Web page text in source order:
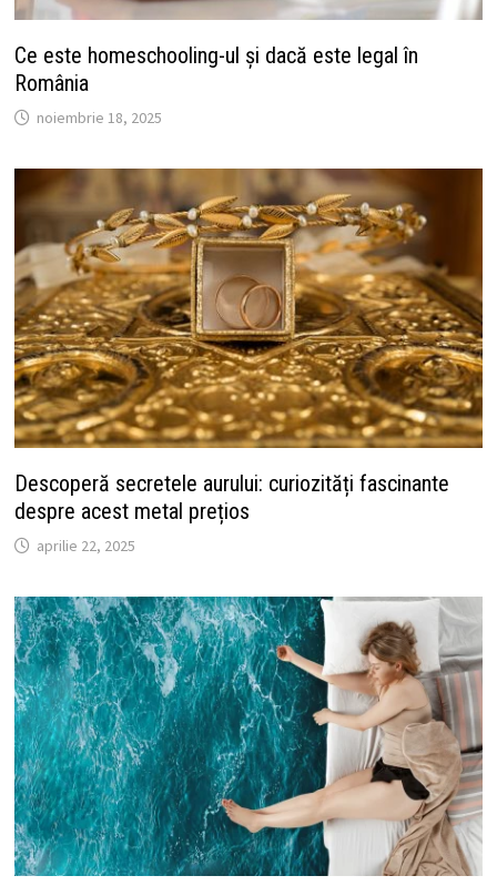
Ce este homeschooling-ul și dacă este legal în
România
noiembrie 18, 2025
Descoperă secretele aurului: curiozități fascinante
despre acest metal prețios
aprilie 22, 2025